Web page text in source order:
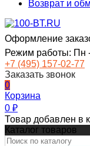
Возврат и
Оформление
Режим работы: Пн
+7 (495) 157-02-77
Заказать звонок
0
Корзина
0 ₽
Товар добавлен в
Каталог товаров